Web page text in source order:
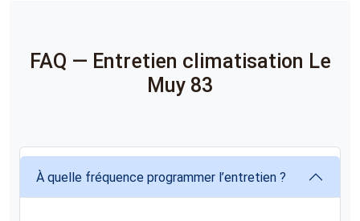
FAQ — Entretien climatisation Le
Muy 83
À quelle fréquence programmer l’entretien ?